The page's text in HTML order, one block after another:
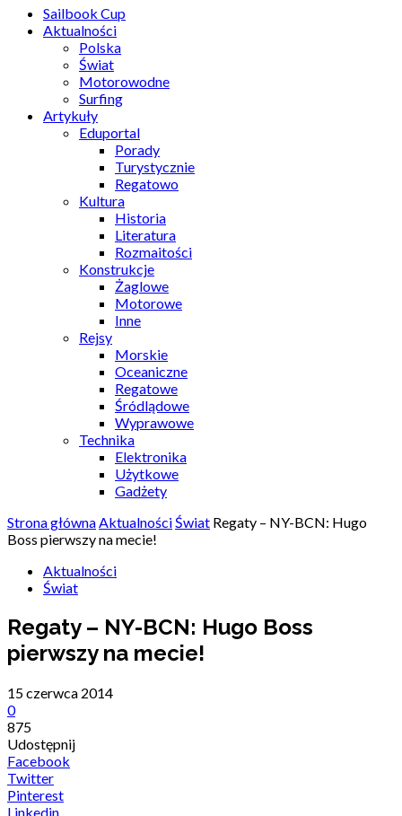
Sailbook Cup
Aktualności
Polska
Świat
Motorowodne
Surfing
Artykuły
Eduportal
Porady
Turystycznie
Regatowo
Kultura
Historia
Literatura
Rozmaitości
Konstrukcje
Żaglowe
Motorowe
Inne
Rejsy
Morskie
Oceaniczne
Regatowe
Śródlądowe
Wyprawowe
Technika
Elektronika
Użytkowe
Gadżety
Strona głównaAktualnościŚwiat Regaty – NY-BCN: Hugo
Boss pierwszy na mecie!
Aktualności
Świat
Regaty – NY-BCN: Hugo Boss
pierwszy na mecie!
15 czerwca 2014
0
875
Udostępnij
Facebook
Twitter
Pinterest
Linkedin